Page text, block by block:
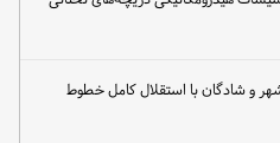
و شادگان با استقلال کامل خطوط